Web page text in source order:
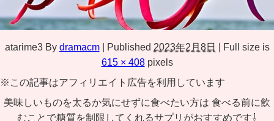
atarime3 By dramacm Published 2023年2月8日
Full size is
615 × 408pixels
※この記事はアフィリエイト広告を利用しています
美味しいものを太るか気にせずに食べたい方は 食べる前に飲
むことで糖質を制限してくれるサプリがおすすめです⇩